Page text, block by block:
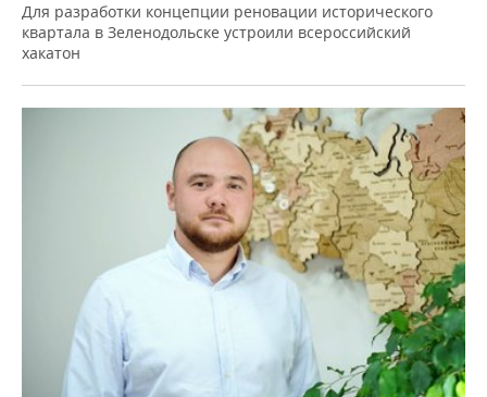
Для разработки концепции реновации исторического
квартала в Зеленодольске устроили всероссийский
хакатон